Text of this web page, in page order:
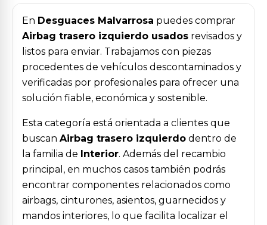
En Desguaces Malvarrosa puedes comprar
Airbag trasero izquierdo usados revisados y
listos para enviar. Trabajamos con piezas
procedentes de vehículos descontaminados y
verificadas por profesionales para ofrecer una
solución fiable, económica y sostenible.
Esta categoría está orientada a clientes que
buscan Airbag trasero izquierdo dentro de
la familia de Interior. Además del recambio
principal, en muchos casos también podrás
encontrar componentes relacionados como
airbags, cinturones, asientos, guarnecidos y
mandos interiores, lo que facilita localizar el